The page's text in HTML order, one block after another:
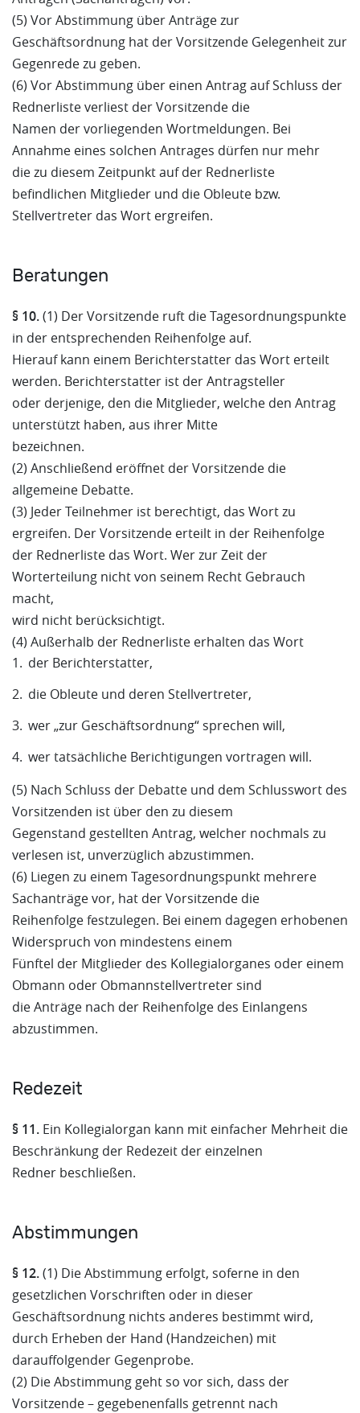
(5) Vor Abstimmung über Anträge zur
Geschäftsordnung hat der Vorsitzende Gelegenheit zur
Gegenrede zu geben.
(6) Vor Abstimmung über einen Antrag auf Schluss der
Rednerliste verliest der Vorsitzende die
Namen der vorliegenden Wortmeldungen. Bei
Annahme eines solchen Antrages dürfen nur mehr
die zu diesem Zeitpunkt auf der Rednerliste
befindlichen Mitglieder und die Obleute bzw.
Stellvertreter das Wort ergreifen.
Beratungen
§ 10.(1) Der Vorsitzende ruft die Tagesordnungspunkte
in der entsprechenden Reihenfolge auf.
Hierauf kann einem Berichterstatter das Wort erteilt
werden. Berichterstatter ist der Antragsteller
oder derjenige, den die Mitglieder, welche den Antrag
unterstützt haben, aus ihrer Mitte
bezeichnen.
(2) Anschließend eröffnet der Vorsitzende die
allgemeine Debatte.
(3) Jeder Teilnehmer ist berechtigt, das Wort zu
ergreifen. Der Vorsitzende erteilt in der Reihenfolge
der Rednerliste das Wort. Wer zur Zeit der
Worterteilung nicht von seinem Recht Gebrauch
macht,
wird nicht berücksichtigt.
(4) Außerhalb der Rednerliste erhalten das Wort
der Berichterstatter,
die Obleute und deren Stellvertreter,
wer „zur Geschäftsordnung“ sprechen will,
wer tatsächliche Berichtigungen vortragen will.
(5) Nach Schluss der Debatte und dem Schlusswort des
Vorsitzenden ist über den zu diesem
Gegenstand gestellten Antrag, welcher nochmals zu
verlesen ist, unverzüglich abzustimmen.
(6) Liegen zu einem Tagesordnungspunkt mehrere
Sachanträge vor, hat der Vorsitzende die
Reihenfolge festzulegen. Bei einem dagegen erhobenen
Widerspruch von mindestens einem
Fünftel der Mitglieder des Kollegialorganes oder einem
Obmann oder Obmannstellvertreter sind
die Anträge nach der Reihenfolge des Einlangens
abzustimmen.
Redezeit
§ 11. Ein Kollegialorgan kann mit einfacher Mehrheit die
Beschränkung der Redezeit der einzelnen
Redner beschließen.
Abstimmungen
§ 12.(1) Die Abstimmung erfolgt, soferne in den
gesetzlichen Vorschriften oder in dieser
Geschäftsordnung nichts anderes bestimmt wird,
durch Erheben der Hand (Handzeichen) mit
darauffolgender Gegenprobe.
(2) Die Abstimmung geht so vor sich, dass der
Vorsitzende – gegebenenfalls getrennt nach